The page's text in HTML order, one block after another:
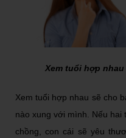
Xem tuổi hợp
Xem tuổi hợp nhau sẽ cho
nào xung với mình. Nếu
chồng, con cái sẽ yêu